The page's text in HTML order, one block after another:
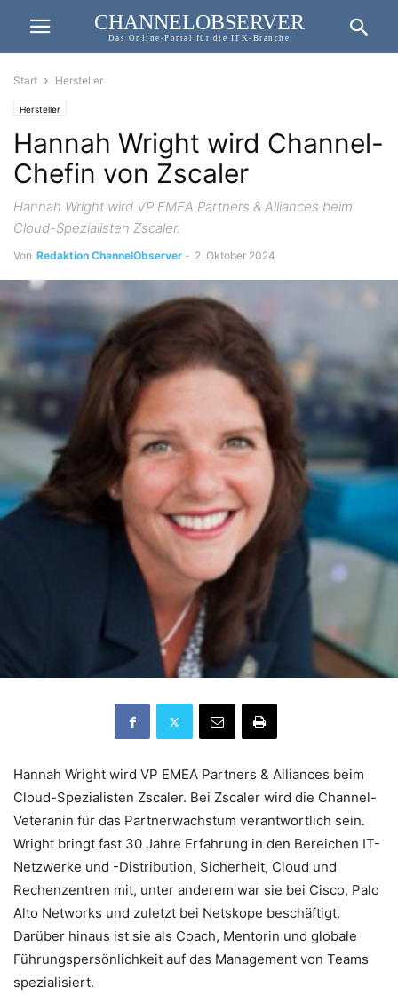
CHANNELOBSERVER
Das Online-Portal für die ITK-Branche
Start Hersteller
Hersteller
Hannah Wright wird Channel-
Chefin von Zscaler
Hannah Wright wird VP EMEA Partners & Alliances beim
Cloud-Spezialisten Zscaler.
Von Redaktion ChannelObserver - 2. Oktober 2024
Hannah Wright wird VP EMEA Partners & Alliances beim
Cloud-Spezialisten Zscaler. Bei Zscaler wird die Channel-
Veteranin für das Partnerwachstum verantwortlich sein.
Wright bringt fast 30 Jahre Erfahrung in den Bereichen IT-
Netzwerke und -Distribution, Sicherheit, Cloud und
Rechenzentren mit, unter anderem war sie bei Cisco, Palo
Alto Networks und zuletzt bei Netskope beschäftigt.
Darüber hinaus ist sie als Coach, Mentorin und globale
Führungspersönlichkeit auf das Management von Teams
spezialisiert.